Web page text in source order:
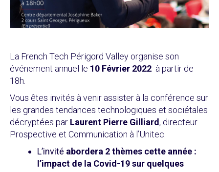
La French Tech Périgord Valley organise son
événement annuel le 10 Février 2022 à partir de
18h.
Vous êtes invités à venir assister à la conférence sur
les grandes tendances technologiques et sociétales
décryptées par Laurent Pierre Gilliard, directeur
Prospective et Communication à l’Unitec.
L’invité abordera 2 thèmes cette année :
l’impact de la Covid-19 sur quelques